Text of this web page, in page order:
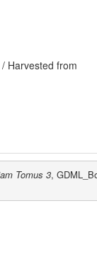
/ Harvested from
Tomus 3,